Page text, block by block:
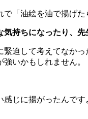
「油絵を油で揚げ
持ちになったり、先
迫して考えてなか
いかもしれません。
じに揚がったんで